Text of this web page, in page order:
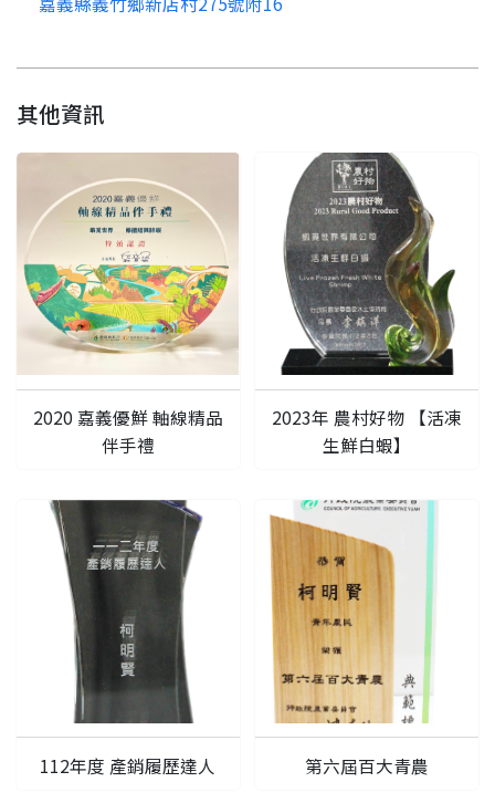
其他資訊
2020 嘉義優鮮 軸線精品
伴手禮
2023年 農村好物 【活凍
生鮮白蝦】
112年度 產銷履歷達人 第六屆百大青農
要註冊嗎？
嗨~這個 LINE 帳號還沒有註冊過，
只要驗證手機號碼就能完成註冊。
您要繼續嗎？
返回 繼續註冊
請加入LINE好友
請掃描或點擊 QR code
加入「嘉義優鮮」LINE 好友，
才能繼續註冊喔。
點擊加入 LINE 好友
返回 繼續註冊
註冊完成
註冊完成了！
開始填寫申請資料吧~
填寫申請資料
要申請新產品嗎？
您的申請資料正在等候審查中，
要申請新產品嗎？
查看申請進度 申請新產品
要看申請秘笈嗎？
想知道怎麼做更容易通過審核嗎？
看看申請教學吧！
如果你已經準備好了，
點擊「直接申請」按鈕開始填寫申請表。
直接申請 看密笈